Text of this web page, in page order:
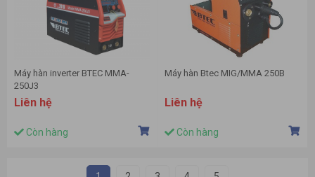
Máy hàn inverter BTEC MMA-
250J3
Liên hệ
Còn hàng
Máy hàn Btec MIG/MMA 250B
Liên hệ
Còn hàng